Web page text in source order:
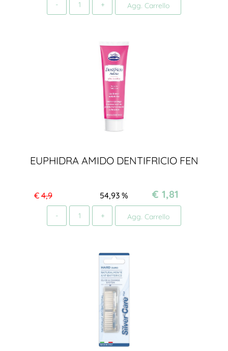
Agg. Carrello
EUPHIDRA AMIDO DENTIFRICIO FEN
€4,9 %
54,93 € 1,81
Agg. Carrello